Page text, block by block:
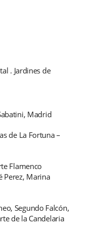
. Jardines de
Madrid
de La Fortuna –
Flamenco
Perez, Marina
Segundo Falcón,
de la Candelaria